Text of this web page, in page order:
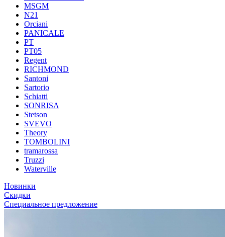
MSGM
N21
Orciani
PANICALE
PT
PT05
Regent
RICHMOND
Santoni
Sartorio
Schiatti
SONRISA
Stetson
SVEVO
Theory
TOMBOLINI
tramarossa
Truzzi
Waterville
Новинки
Скидки
Специальное предложение